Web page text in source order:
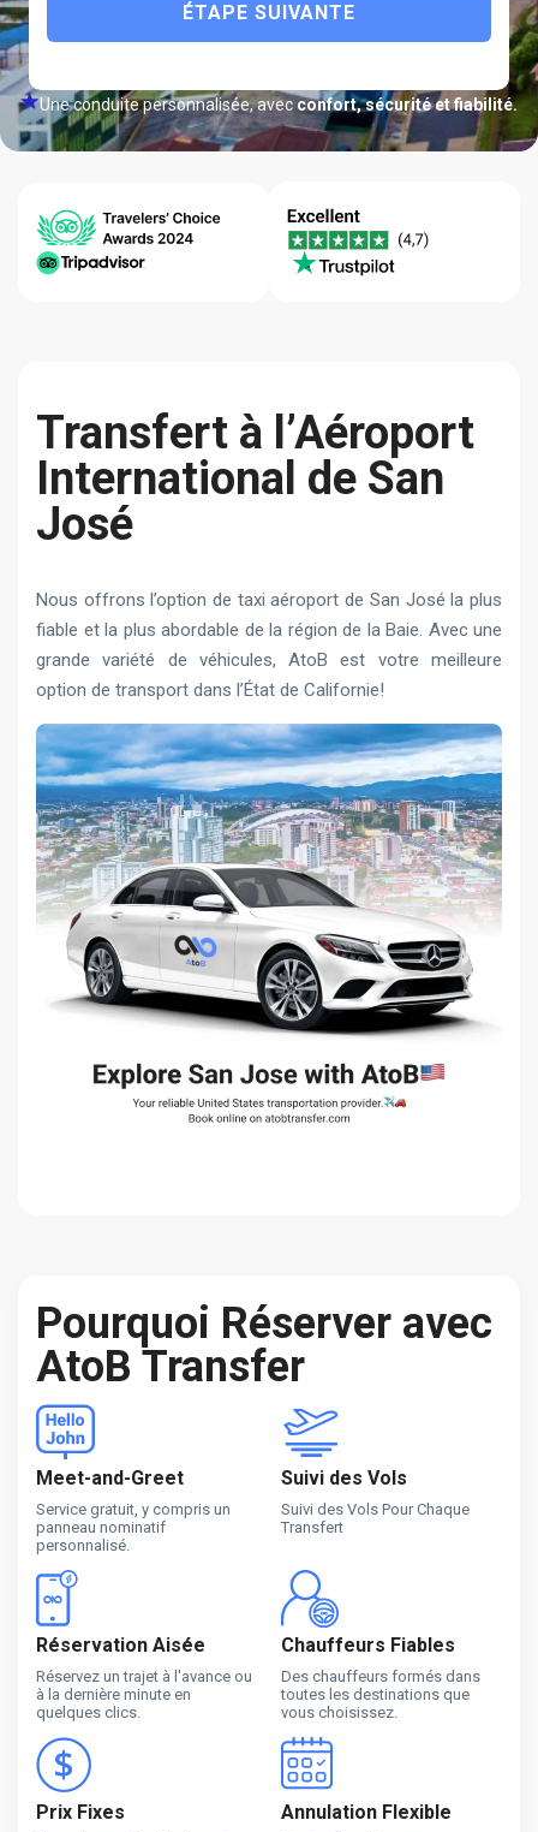
ÉTAPE SUIVANTE
Une conduite personnalisée, avec confort, sécurité et fiabilité.
24/7
Transfert à l’Aéroport
International de San
José
Nous offrons l’option de taxi aéroport de San José la plus
fiable et la plus abordable de la région de la Baie. Avec une
grande variété de véhicules, AtoB est votre meilleure
option de transport dans l’État de Californie!
Pourquoi Réserver avec
AtoB Transfer
Meet-and-Greet
Service gratuit, y compris un
panneau nominatif
personnalisé.
Suivi des Vols
Suivi des Vols Pour Chaque
Transfert
Réservation Aisée
Réservez un trajet à l'avance ou
à la dernière minute en
quelques clics.
Chauffeurs Fiables
Des chauffeurs formés dans
toutes les destinations que
vous choisissez.
Prix Fixes Annulation Flexible